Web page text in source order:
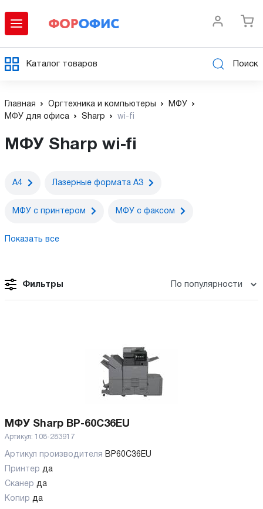
Каталог товаров Поиск
Главная Оргтехника и компьютеры
МФУ
МФУ для офиса
Sharp wi-fi
МФУ Sharp wi-fi
А4 Лазерные формата А3
МФУ c принтером МФУ с факсом
Показать все
Фильтры
МФУ Sharp BP-60C36EU
Артикул: 108-283917
Артикул производителя BP60C36EU
Принтер да
Сканер да
Копир да